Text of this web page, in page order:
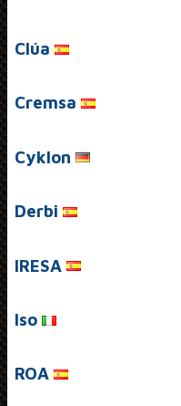
Clúa
Cremsa
Cyklon
Derbi
IRESA
Iso
ROA